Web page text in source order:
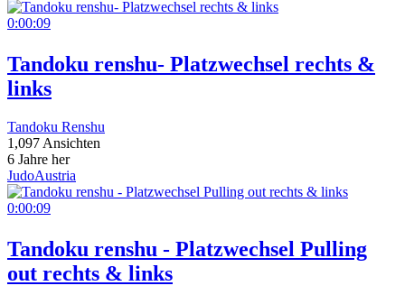
0:00:09
Tandoku renshu- Platzwechsel rechts &
links
Tandoku Renshu
1,097 Ansichten
6 Jahre her
JudoAustria
0:00:09
Tandoku renshu - Platzwechsel Pulling
out rechts & links